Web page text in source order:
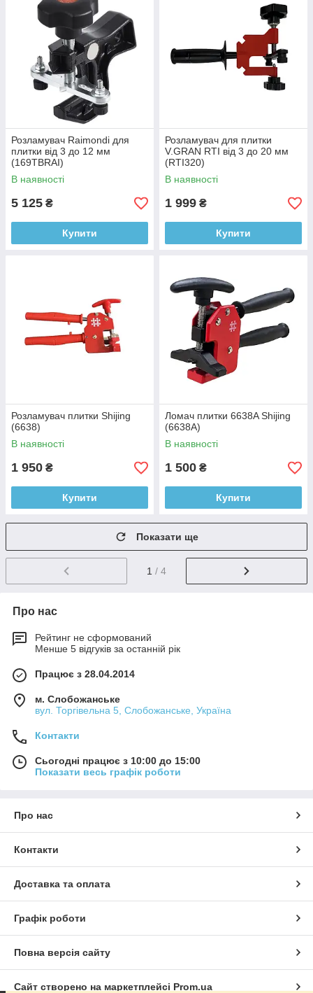
Розламувач Raimondi для
плитки від 3 до 12 мм
(169TBRAI)
В наявності
5 125 ₴
Купити
Розламувач для плитки
V.GRAN RTI від 3 до 20 мм
(RTI320)
В наявності
1 999 ₴
Купити
Розламувач плитки Shijing
(6638)
В наявності
1 950 ₴
Купити
Ломач плитки 6638A Shijing
(6638A)
В наявності
1 500 ₴
Купити
Показати ще
1 / 4
Про нас
Рейтинг не сформований
Менше 5 відгуків за останній рік
Працює з 28.04.2014
м. Слобожанське
вул. Торгівельна 5, Слобожанське, Україна
Контакти
Сьогодні працює з 10:00 до 15:00
Показати весь графік роботи
Про нас
Контакти
Доставка та оплата
Графік роботи
Повна версія сайту
Сайт створено на маркетплейсі Prom.ua